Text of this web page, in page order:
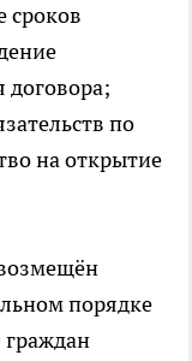
сроков
по
на открытие
порядке
граждан